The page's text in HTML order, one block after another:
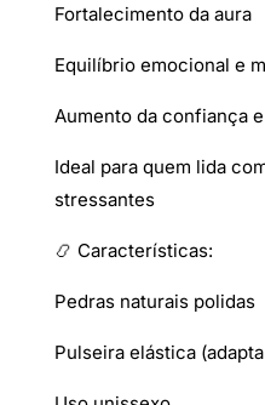
Fortalecimento da aura
Equilíbrio emocional e
Aumento da confiança
Ideal para quem lida
stressantes
📿 Características:
Pedras naturais polidas
Pulseira elástica